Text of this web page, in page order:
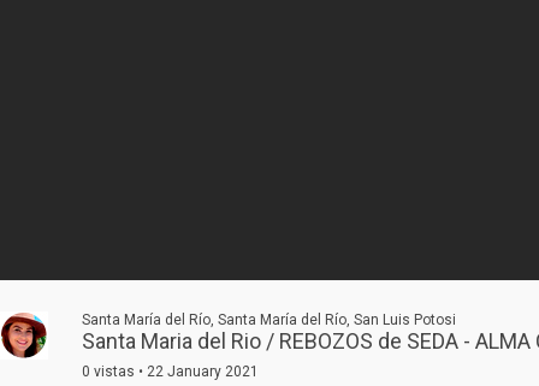
Santa María del Río, Santa María del Río, San Luis Potosi
Santa Maria del Rio / REBOZOS de SEDA -
0 vistas • 22 January 2021